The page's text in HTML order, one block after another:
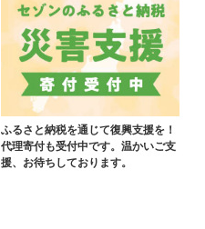
ふるさと納税を通じて復興支援を！
代理寄付も受付中です。温かいご支
援、お待ちしております。